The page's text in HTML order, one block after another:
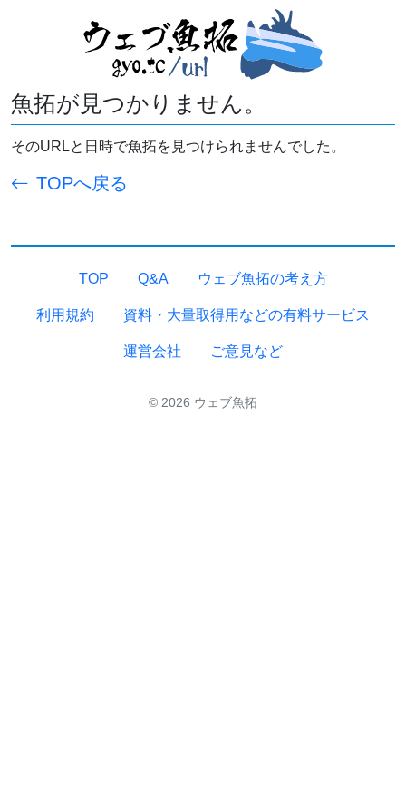
魚拓が見つかりません。
そのURLと日時で魚拓を見つけられませんでした。
TOPへ戻る
TOP Q&A ウェブ魚拓の考え方
利用規約 資料・大量取得用などの有料サービス
運営会社 ご意見など
© 2026 ウェブ魚拓